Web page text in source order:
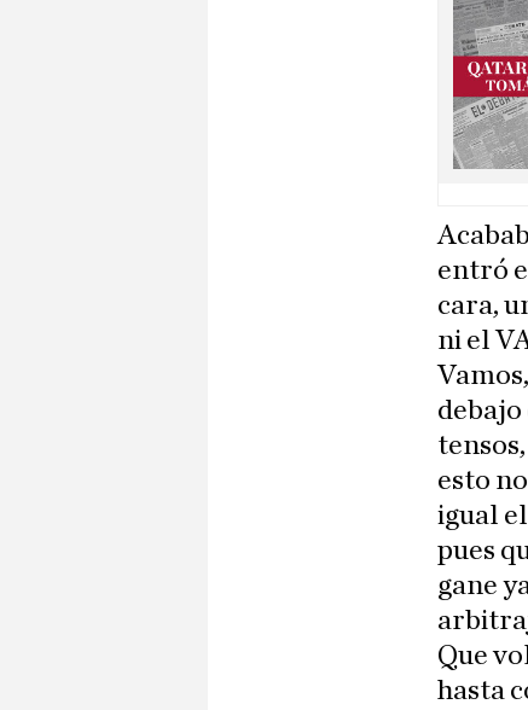
entró
cara,
ni el
esto
igual
pues
gane
Que
hasta